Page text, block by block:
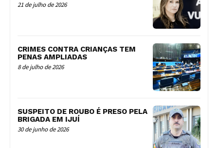
21 de julho de 2026
CRIMES CONTRA CRIANÇAS TEM
PENAS AMPLIADAS
8 de julho de 2026
SUSPEITO DE ROUBO É PRESO PELA
BRIGADA EM IJUÍ
30 de junho de 2026